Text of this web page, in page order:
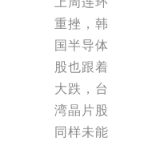
重挫，韩
国半导体
股也跟着
大跌，台
湾晶片股
同样未能